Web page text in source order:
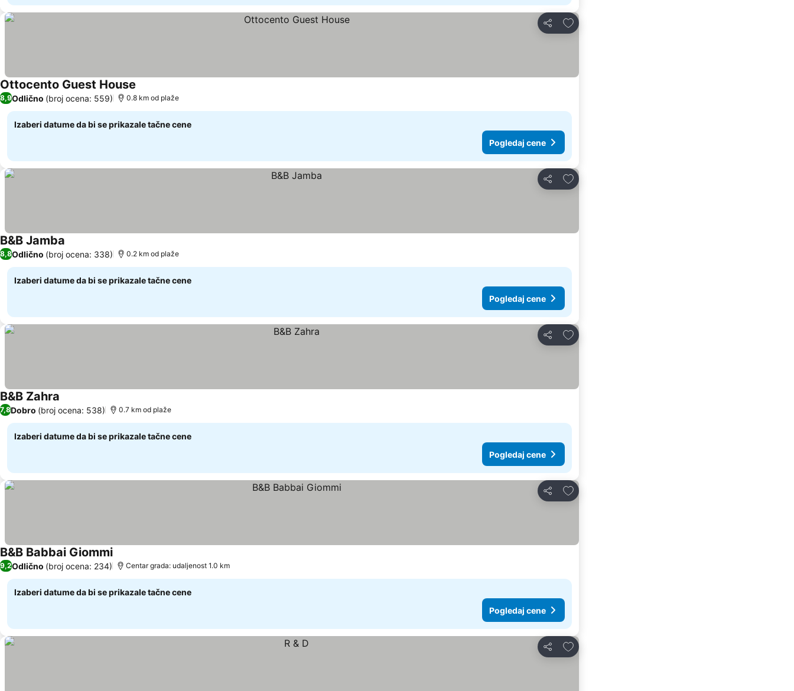
Deli
Dodati u favorite
Ottocento Guest House
8,9Odlično (broj ocena: 559) 0.8 km od plaže
Izaberi datume da bi se prikazale tačne cene
Pogledaj cene
Deli
Dodati u favorite
B&B Jamba
8,8Odlično (broj ocena: 338) 0.2 km od plaže
Izaberi datume da bi se prikazale tačne cene
Pogledaj cene
Deli
Dodati u favorite
B&B Zahra
7,8Dobro (broj ocena: 538) 0.7 km od plaže
Izaberi datume da bi se prikazale tačne cene
Pogledaj cene
Deli
Dodati u favorite
B&B Babbai Giommi
9,2Odlično (broj ocena: 234) Centar grada: udaljenost 1.0 km
Izaberi datume da bi se prikazale tačne cene
Pogledaj cene
Deli
Dodati u favorite